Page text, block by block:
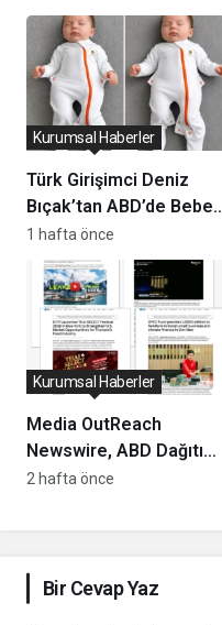
Özgürlükler Adası’nda
Sahiplerini Buldu
Türk Girişimci Deniz
Bıçak’tan ABD’de Bebek
Güvenli Uykusuna
Yenilikçi Dokunuş
Kurumsal Haberler
1 hafta önce
Media OutReach
Newswire, ABD Dağıtım
Ağını ve Yapay Zekâ
Kurumsal Haberler
2 hafta önce
Bir Cevap Yaz